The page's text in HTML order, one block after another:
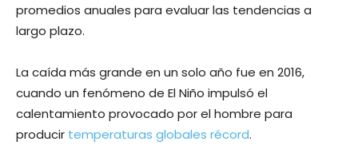
promedios anuales para evaluar las tendencias a
largo plazo.
La caída más grande en un solo año fue en 2016,
cuando un fenómeno de El Niño impulsó el
calentamiento provocado por el hombre para
producir temperaturas globales récord.